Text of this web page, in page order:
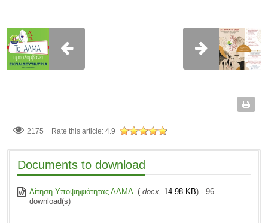
2175 Rate this article: 4.9
Documents to download
Αίτηση Υποψηφιότητας ΑΛΜΑ ( .docx, 14.98 KB) - 96
download(s)